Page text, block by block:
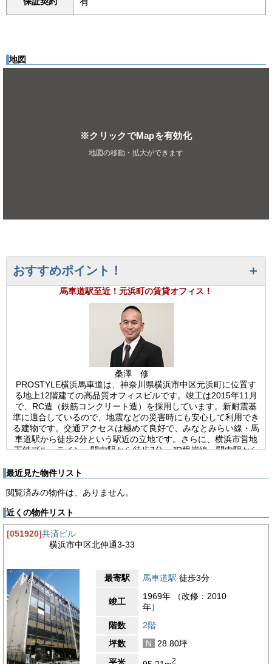
地図
※クリックでMapを有効化
地図の移動・拡大ができます
おすすめポイント！
馬車道駅至近！元浜町の賃貸オフィス！
桑澤 修
PROSTYLE横浜馬車道は、神奈川県横浜市中区元浜町に位置す
る地上12階建ての高品質オフィスビルです。竣工は2015年11月
で、RC造（鉄筋コンクリート造）を採用しています。新耐震基
準に適合しているので、地震などの災害時にも安心して利用でき
る建物です。交通アクセスは極めて良好で、みなとみらい線・馬
車道駅から徒歩2分という駅近の立地です。さらに、横浜市営地
下鉄ブルーライン・関内駅から徒歩7分、JR根岸線・関内駅から
横浜駅やみなとみらいエリアはもちろん、東京方面へのアクセス
立地です。設備面では、エレベーターが設置されており、各フロ
定したインターネット環境を確保しています。さらに、24時間
使用制限がないため、時間を問わず業務を行うことができ、フレ
キシブルな働き方にも対応可能です。加えて、敷地内には30台
分の駐車スペースがあります。総合的に見ると、PROSTYLE横
【周辺ガイド】
PROSTYLE横浜馬車道は、神奈川県横浜市中区元浜町という、
横浜を代表する歴史と文化の中心地に位置しています。馬車道エ
リアは、横浜開港以来の歴史を色濃く残す地域として知られ、ク
ラシカルな建築物と近代的なオフィスビルが調和する街並みが広
がっています。周辺には「横浜市開港記念会館」や「神奈川県立
歴史博物館」など、開港の時代を象徴する歴史的建造物が点在し
ており、落ち着いた雰囲気と格式のある街の表情が感じられま
最近見た物件リスト
閲覧済みの物件は、ありません。
近くの物件リスト
[051920]共済ビル
横浜市中区北仲通3-33
最寄駅 馬車道駅 徒歩3分
竣工
1969年 （改修：2010
年）
階数
2階
坪数
N
28.80坪
2